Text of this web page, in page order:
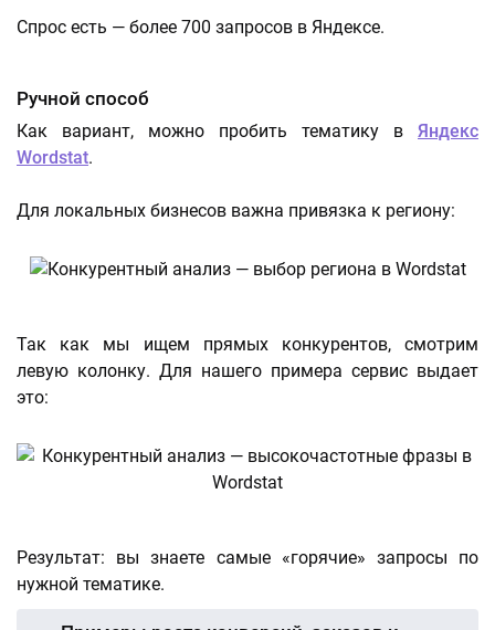
Спрос есть — более 700 запросов в Яндексе.
Ручной способ
Как вариант, можно пробить тематику в Яндекс
Wordstat.
Для локальных бизнесов важна привязка к региону:
Так как мы ищем прямых конкурентов, смотрим
левую колонку. Для нашего примера сервис выдает
это:
Результат: вы знаете самые «горячие» запросы по
нужной тематике.